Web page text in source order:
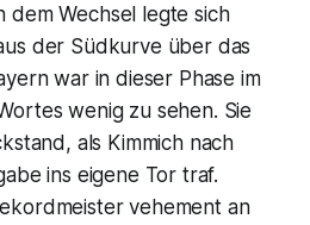
dem Wechsel legte sich
der Südkurve über das
war in dieser Phase im
wenig zu sehen. Sie
als Kimmich nach
ins eigene Tor traf.
vehement an